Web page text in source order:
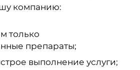
компанию:
только
препараты;
выполнение услуги;